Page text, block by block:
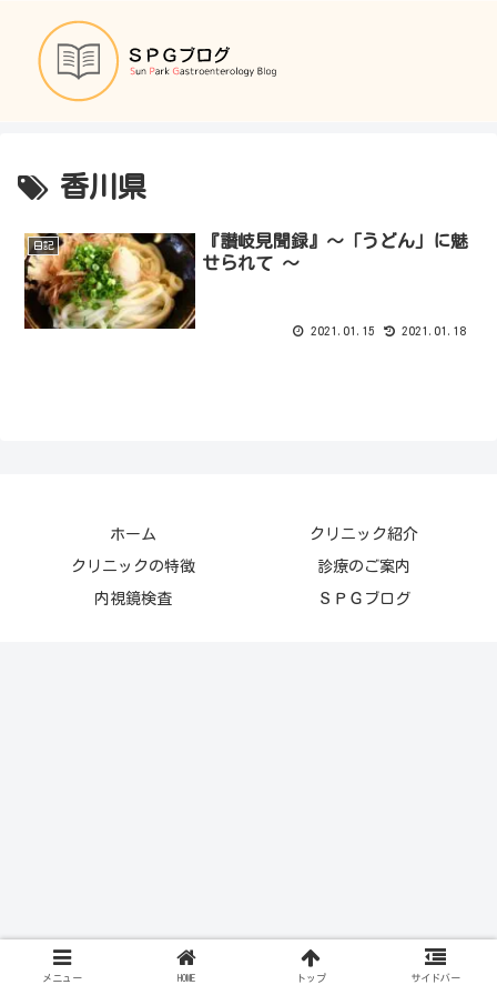
香川県
日記
『讃岐見聞録』～「うどん」に魅
せられて ～
2021.01.15 2021.01.18
ホーム クリニック紹介
クリニックの特徴 診療のご案内
内視鏡検査 ＳＰＧブログ
メニュー HOME トップ サイドバー